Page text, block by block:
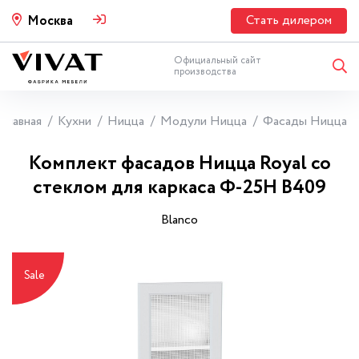
Москва Стать дилером
Официальный сайт
производства
Главная Кухни Ницца Модули Ницца Фасады Ницца
Комплект фасадов Ницца Royal со
стеклом для каркаса Ф-25Н В409
Blanco
Sale